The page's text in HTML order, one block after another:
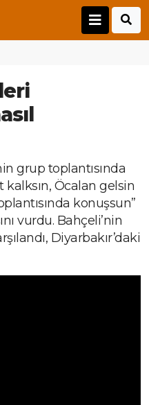
grup toplantısında
kalksın, Öcalan gelsin
konuşsun”
vurdu. Bahçeli’nin
Diyarbakır’daki